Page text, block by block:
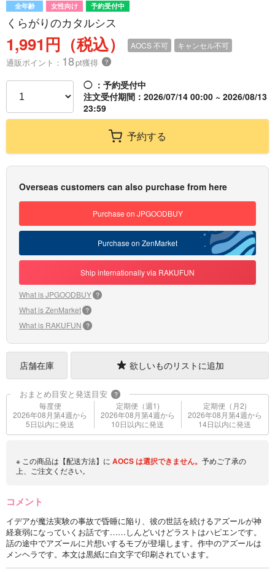
全年齢 女性向け 予約受付中
くらがりのカタルシス
1,991円（税込） AOCS不可 キャンセル不可
通販ポイント： 18pt獲得 ？
◯ ：予約受付中
注文受付期間：2026/07/14 00:00 ~ 2026/08/13
23:59
予約する
Overseas customers can also purchase from here
Purchase on JPGOODBUY
Purchase on ZenMarket
Ship internationally via RAKUFUN
What is JPGOODBUY ?
What is ZenMarket ?
What is RAKUFUN ?
店舗在庫 欲しいものリストに追加
おまとめ目安と発送目安 ?
毎度便
2026年08月第4週から
5日以内に発送
定期便（週1)
2026年08月第4週から
10日以内に発送
定期便（月2)
2026年08月第4週から
14日以内に発送
※ この商品は【配送方法】に AOCSは選択できません。 予めご了承の
上、ご注文ください。
コメント
イデアが魔法実験の事故で昏睡に陥り、彼の世話を続けるアズールが神
経衰弱になっていくお話です……しんどいけどラストはハピエンです。
話の途中でアズールに片想いするモブが登場します。作中のアズールは
メンヘラです。本文は黒紙に白文字で印刷されています。